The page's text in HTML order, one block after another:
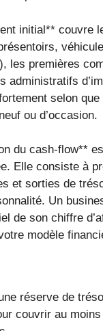
initial** couvre
les premières
administratifs
selon
ou d’occasion.
du cash-flow**
Elle consiste à
et sorties de
Un
de son chiffre
modèle
réserve de
couvrir au